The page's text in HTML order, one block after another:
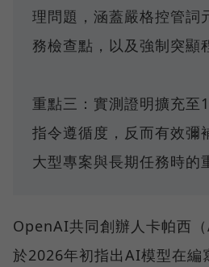
理問題，涵蓋嚴格控管詞
務檢查點，以及強制突顯
重點三：實測證明擴充至
指令遵循度，反而有效彌
大型專案與長期任務時的
OpenAI共同創辦人卡帕西
於2026年初指出AI模型在編